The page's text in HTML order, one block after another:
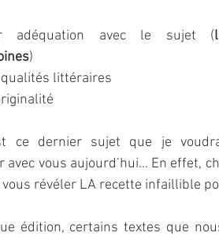
adéquation avec le sujet (
)
littéraires
ce dernier sujet que je
avec vous aujourd’hui… En effet,
vous révéler LA recette infaillible
édition, certains textes que